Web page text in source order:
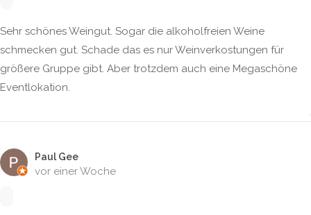
Sehr schönes Weingut. Sogar die alkoholfreien Weine
schmecken gut. Schade das es nur Weinverkostungen für
größere Gruppe gibt. Aber trotzdem auch eine Megaschöne
Eventlokation.
Paul Gee
vor einer Woche